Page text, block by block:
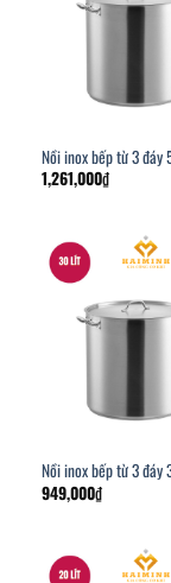
Nồi inox bếp từ 3 đáy
1,261,000₫
Nồi inox bếp từ 3 đáy
949,000₫